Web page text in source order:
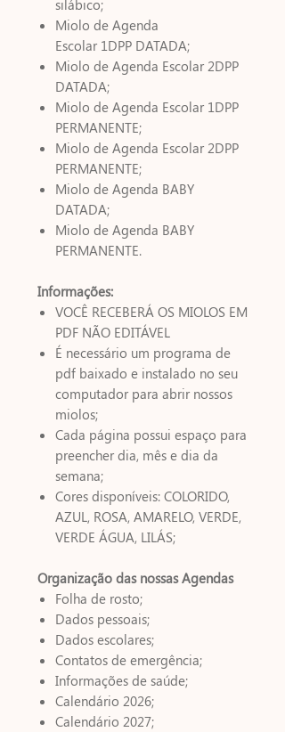
silábico;
Miolo de Agenda
Escolar 1DPP DATADA;
Miolo de Agenda Escolar 2DPP
DATADA;
Miolo de Agenda Escolar 1DPP
PERMANENTE;
Miolo de Agenda Escolar 2DPP
PERMANENTE;
Miolo de Agenda BABY
DATADA;
Miolo de Agenda BABY
PERMANENTE.
Informações:
VOCÊ RECEBERÁ OS MIOLOS EM
PDF NÃO EDITÁVEL
É necessário um programa de
pdf baixado e instalado no seu
computador para abrir nossos
miolos;
Cada página possui espaço para
preencher dia, mês e dia da
semana;
Cores disponíveis: COLORIDO,
AZUL, ROSA, AMARELO, VERDE,
VERDE ÁGUA, LILÁS;
Organização das nossas Agendas
Folha de rosto;
Dados pessoais;
Dados escolares;
Contatos de emergência;
Informações de saúde;
Calendário 2026;
Calendário 2027;